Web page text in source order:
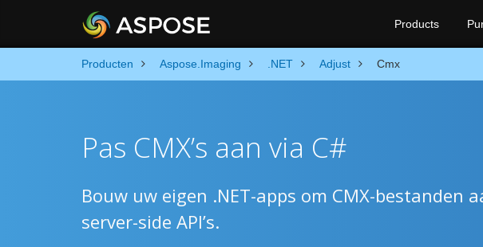
Products
Producten Aspose.Imaging .NET Adjust Cmx
Pas CMX’s aan via C#
Bouw uw eigen .NET-apps om CMX-bestanden
server-side API’s.